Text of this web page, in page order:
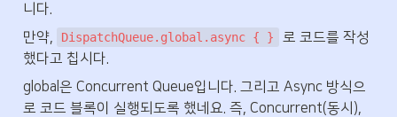
니다.
만약,
DispatchQueue.global.async { }
로 코드를 작성
했다고 칩시다.
global은 Concurrent Queue입니다. 그리고 Async 방식으
로 코드 블록이 실행되도록 했네요. 즉, Concurrent(동시),